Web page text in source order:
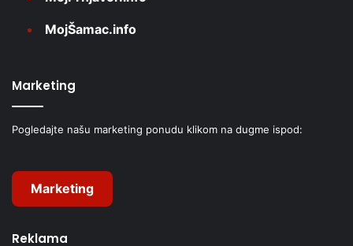
MojŠamac.info
Marketing
Pogledajte našu marketing ponudu klikom na dugme ispod:
Marketing
Reklama